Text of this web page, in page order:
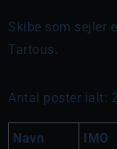
Skibe som sejler
Tartous.
Antal poster ialt:
Navn IMO